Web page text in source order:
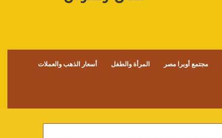
مجتمع أوبرا مصر المرأة والطفل أسعار الذهب والعملات